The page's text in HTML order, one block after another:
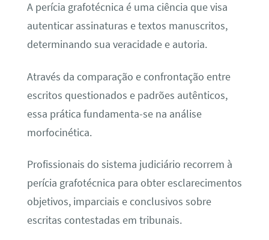
A perícia grafotécnica é uma ciência que visa
autenticar assinaturas e textos manuscritos,
determinando sua veracidade e autoria.
Através da comparação e confrontação entre
escritos questionados e padrões autênticos,
essa prática fundamenta-se na análise
morfocinética.
Profissionais do sistema judiciário recorrem à
perícia grafotécnica para obter esclarecimentos
objetivos, imparciais e conclusivos sobre
escritas contestadas em tribunais.